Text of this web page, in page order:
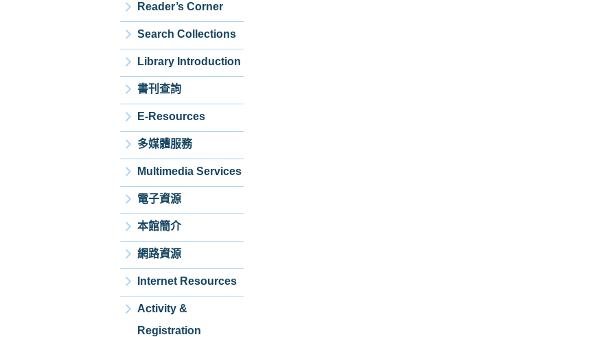
Reader’s Corner
Search Collections
Library Introduction
書刊查詢
E-Resources
多媒體服務
Multimedia Services
電子資源
本館簡介
網路資源
Internet Resources
Activity &
Registration